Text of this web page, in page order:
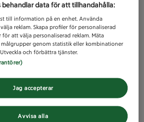
behandlar data för att tillhandahålla:
till information på en enhet. Använda
reklam. Skapa profiler för personaliserad
att välja personaliserad reklam. Mäta
målgrupper genom statistik eller kombinationer
och förbättra tjänster.
Avvisa alla
Jag accepterar